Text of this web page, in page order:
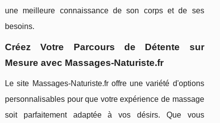
une meilleure connaissance de son corps et de ses
besoins.
Créez Votre Parcours de Détente sur
Mesure avec Massages-Naturiste.fr
Le site Massages-Naturiste.fr offre une variété d'options
personnalisables pour que votre expérience de massage
soit parfaitement adaptée à vos désirs. Que vous